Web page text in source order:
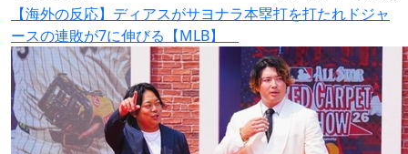
【海外の反応】ディアスがサヨナラ本塁打を打たれドジャ
ースの連敗が7に伸びる【MLB】